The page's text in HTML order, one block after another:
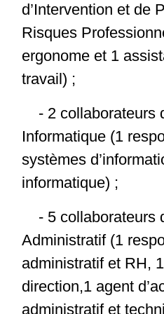
d’Intervention et de
Risques
ergonome et 1
travail) ;
- 2 collaborateurs
Informatique (1
systèmes
informatique) ;
- 5 collaborateurs
Administratif (1
administratif et RH,
direction,1 agent
administratif et